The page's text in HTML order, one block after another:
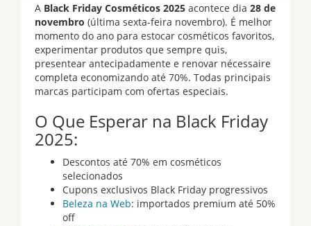
A Black Friday Cosméticos 2025 acontece dia 28 de
novembro (última sexta-feira novembro). É melhor
momento do ano para estocar cosméticos favoritos,
experimentar produtos que sempre quis,
presentear antecipadamente e renovar nécessaire
completa economizando até 70%. Todas principais
marcas participam com ofertas especiais.
O Que Esperar na Black Friday
2025:
Descontos até 70% em cosméticos
selecionados
Cupons exclusivos Black Friday progressivos
Beleza na Web: importados premium até 50%
off